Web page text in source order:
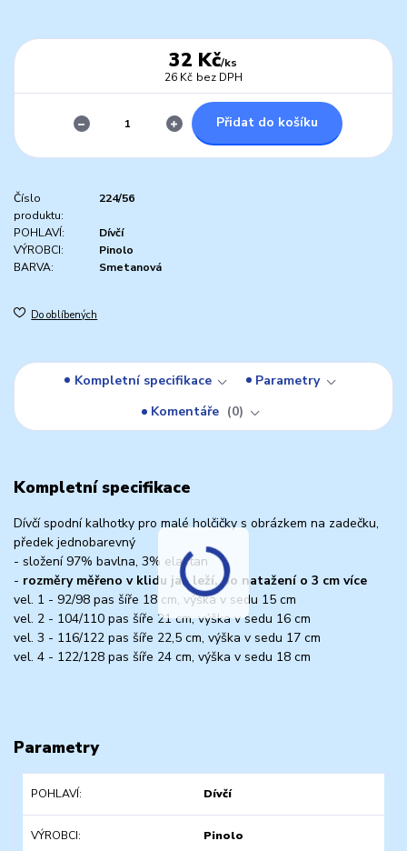
32 Kč/ks
26 Kč bez DPH
Přidat do košíku
Číslo
produktu:
224/56
POHLAVÍ:
Dívčí
VÝROBCI:
Pinolo
BARVA:
Smetanová
Do oblíbených
Kompletní specifikace
Parametry
Komentáře
0
Kompletní specifikace
Dívčí spodní kalhotky pro malé holčičky s obrázkem na zadečku,
předek jednobarevný
- složení 97% bavlna, 3% elastan
- rozměry měřeno v klidu jak leží, po natažení o 3 cm více
vel. 1 - 92/98 pas šíře 18 cm, výška v sedu 15 cm
vel. 2 - 104/110 pas šíře 21 cm, výška v sedu 16 cm
vel. 3 - 116/122 pas šíře 22,5 cm, výška v sedu 17 cm
vel. 4 - 122/128 pas šíře 24 cm, výška v sedu 18 cm
Parametry
POHLAVÍ Dívčí
VÝROBCI Pinolo